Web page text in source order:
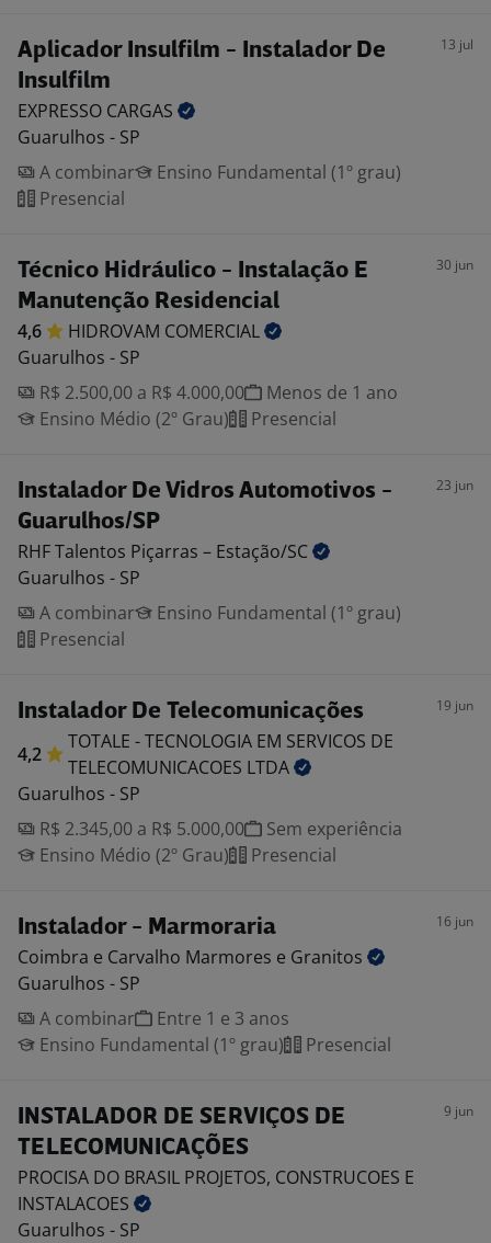
Aplicador Insulfilm - Instalador De
Insulfilm
13 jul
EXPRESSO CARGAS
Guarulhos - SP
A combinar
Ensino Fundamental (1º grau)
Presencial
Técnico Hidráulico - Instalação E
Manutenção Residencial
30 jun
4,6 HIDROVAM COMERCIAL
Guarulhos - SP
R$ 2.500,00 a R$ 4.000,00
Menos de 1 ano
Ensino Médio (2º Grau)
Presencial
Instalador De Vidros Automotivos -
Guarulhos/SP
23 jun
RHF Talentos Piçarras – Estação/SC
Guarulhos - SP
A combinar
Ensino Fundamental (1º grau)
Presencial
Instalador De Telecomunicações 19 jun
4,2
TOTALE - TECNOLOGIA EM SERVICOS DE
TELECOMUNICACOES LTDA
Guarulhos - SP
R$ 2.345,00 a R$ 5.000,00
Sem experiência
Ensino Médio (2º Grau)
Presencial
Instalador - Marmoraria 16 jun
Coimbra e Carvalho Marmores e Granitos
Guarulhos - SP
A combinar
Entre 1 e 3 anos
Ensino Fundamental (1º grau)
Presencial
INSTALADOR DE SERVIÇOS DE
TELECOMUNICAÇÕES
9 jun
PROCISA DO BRASIL PROJETOS, CONSTRUCOES E
INSTALACOES
Guarulhos - SP